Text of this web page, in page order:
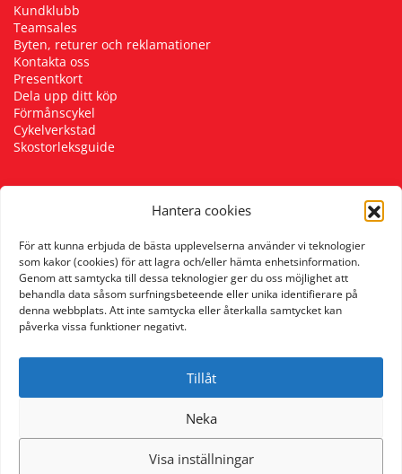
Hantera cookies
För att kunna erbjuda de bästa upplevelserna använder vi teknologier
som kakor (cookies) för att lagra och/eller hämta enhetsinformation.
Genom att samtycka till dessa teknologier ger du oss möjlighet att
behandla data såsom surfningsbeteende eller unika identifierare på
denna webbplats. Att inte samtycka eller återkalla samtycket kan
påverka vissa funktioner negativt.
Tillåt
Neka
Visa inställningar
Kundklubb
Teamsales
Byten, returer och reklamationer
Kontakta oss
Presentkort
Dela upp ditt köp
Förmånscykel
Cykelverkstad
Skostorleksguide